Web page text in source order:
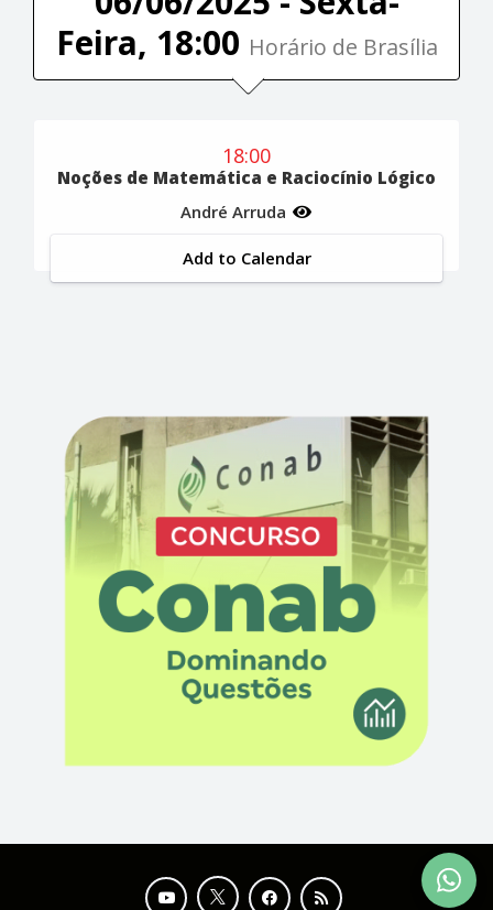
Feira, 18:00 Horário de Brasília
18:00
Noções de Matemática e Raciocínio Lógico
André Arruda
Add to Calendar